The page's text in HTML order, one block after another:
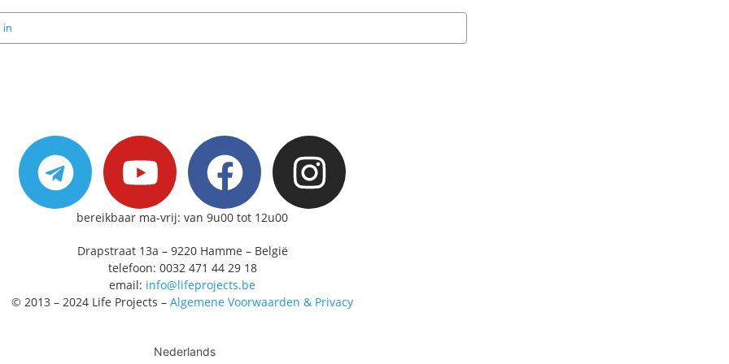
bereikbaar ma-vrij: van 9u00 tot 12u00
Drapstraat 13a – 9220 Hamme – België
telefoon: 0032 471 44 29 18
email: info@lifeprojects.be
© 2013 – 2024 Life Projects – Algemene Voorwaarden & Privacy
Nederlands